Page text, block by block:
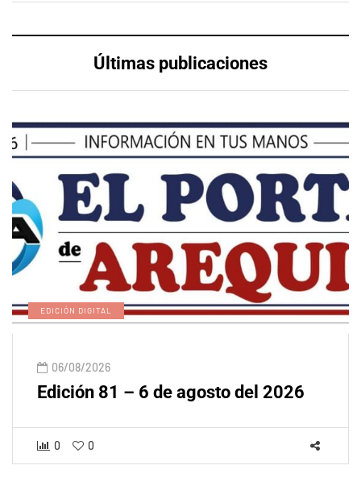
Últimas publicaciones
EDICIÓN DIGITAL
06/08/2026
Edición 81 – 6 de agosto del 2026
0 0